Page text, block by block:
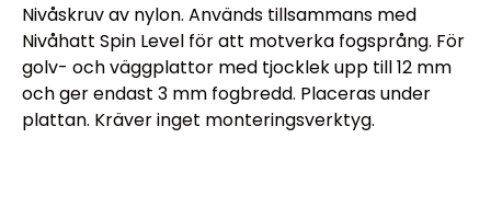
Nivåskruv av nylon. Används tillsammans med
Nivåhatt Spin Level för att motverka fogsprång. För
golv- och väggplattor med tjocklek upp till 12 mm
och ger endast 3 mm fogbredd. Placeras under
plattan. Kräver inget monteringsverktyg.